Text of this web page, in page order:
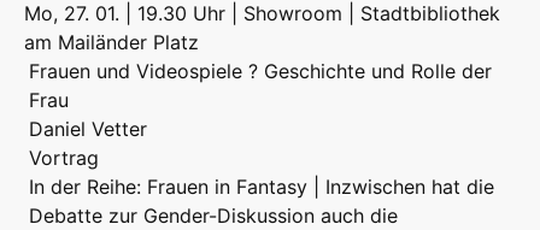
Mo, 27. 01. | 19.30 Uhr | Showroom | Stadtbibliothek
am Mailänder Platz
Frauen und Videospiele ? Geschichte und Rolle der
Frau
Daniel Vetter
Vortrag
In der Reihe: Frauen in Fantasy | Inzwischen hat die
Debatte zur Gender-Diskussion auch die